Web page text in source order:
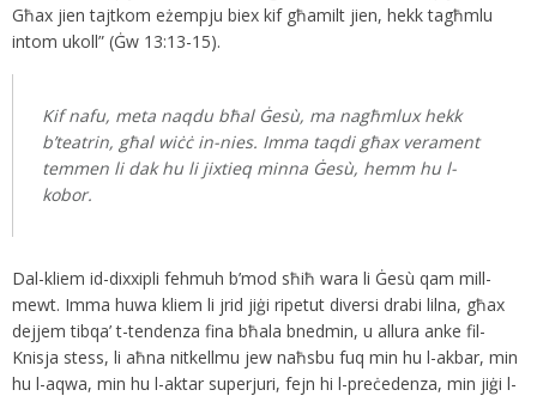
Għax jien tajtkom eżempju biex kif għamilt jien, hekk tagħmlu
intom ukoll” (Ġw 13:13-15).
Kif nafu, meta naqdu bħal Ġesù, ma nagħmlux hekk
b’teatrin, għal wiċċ in-nies. Imma taqdi għax verament
temmen li dak hu li jixtieq minna Ġesù, hemm hu l-
kobor.
Dal-kliem id-dixxipli fehmuh b’mod sħiħ wara li Ġesù qam mill-
mewt. Imma huwa kliem li jrid jiġi ripetut diversi drabi lilna, għax
dejjem tibqa’ t-tendenza fina bħala bnedmin, u allura anke fil-
Knisja stess, li aħna nitkellmu jew naħsbu fuq min hu l-akbar, min
hu l-aqwa, min hu l-aktar superjuri, fejn hi l-preċedenza, min jiġi l-